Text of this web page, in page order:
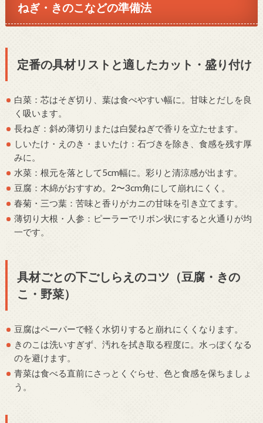
ねぎ・きのこなどの準備法
定番の具材リストと適したカット・盛り付け
白菜：芯はそぎ切り、葉は食べやすい幅に。甘味とだしを良
く吸います。
長ねぎ：斜め薄切りまたは白髪ねぎで香りを立たせます。
しいたけ・えのき・まいたけ：石づきを除き、食感を残す厚
みに。
水菜：根元を落として5cm幅に。彩りと清涼感が出ます。
豆腐：木綿がおすすめ。2〜3cm角にして崩れにくく。
春菊・三つ葉：苦味と香りがカニの甘味を引き立てます。
薄切り大根・人参：ピーラーでリボン状にすると火通りが均
一です。
具材ごとの下ごしらえのコツ（豆腐・きの
こ・野菜）
豆腐はペーパーで軽く水切りすると崩れにくくなります。
きのこは洗いすぎず、汚れを拭き取る程度に。水っぽくなる
のを避けます。
青菜は食べる直前にさっとくぐらせ、色と食感を保ちましょ
う。